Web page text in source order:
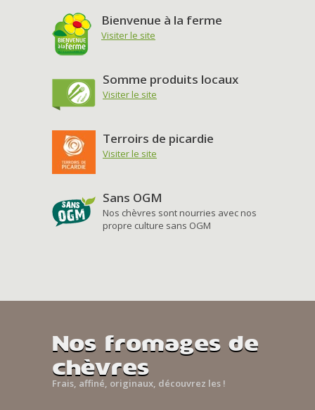
Bienvenue à la ferme
Visiter le site
Somme produits locaux
Visiter le site
Terroirs de picardie
Visiter le site
Sans OGM
Nos chèvres sont nourries avec nos
propre culture sans OGM
Nos fromages de
chèvres
Frais, affiné, originaux, découvrez les !